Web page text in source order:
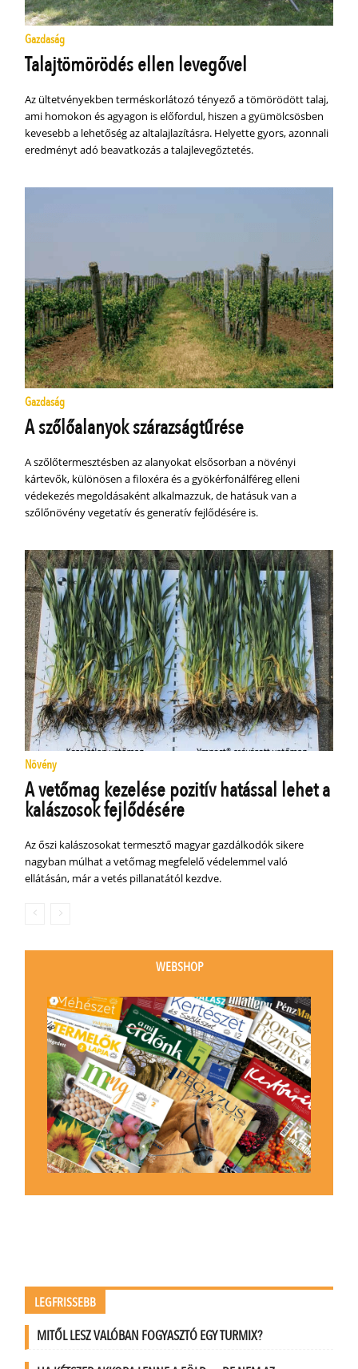
Gazdaság
Talajtömörödés ellen levegővel
Az ültetvényekben terméskorlátozó tényező a tömörödött talaj,
ami homokon és agyagon is előfordul, hiszen a gyümölcsösben
kevesebb a lehetőség az altalajlazításra. Helyette gyors, azonnali
eredményt adó beavatkozás a talajlevegőztetés.
Gazdaság
A szőlőalanyok szárazságtűrése
A szőlőtermesztésben az alanyokat elsősorban a növényi
kártevők, különösen a filoxéra és a gyökérfonálféreg elleni
védekezés megoldásaként alkalmazzuk, de hatásuk van a
szőlőnövény vegetatív és generatív fejlődésére is.
Növény
A vetőmag kezelése pozitív hatással lehet a
kalászosok fejlődésére
Az őszi kalászosokat termesztő magyar gazdálkodók sikere
nagyban múlhat a vetőmag megfelelő védelemmel való
ellátásán, már a vetés pillanatától kezdve.
WEBSHOP
LEGFRISSEBB
MITŐL LESZ VALÓBAN FOGYASZTÓ EGY TURMIX?